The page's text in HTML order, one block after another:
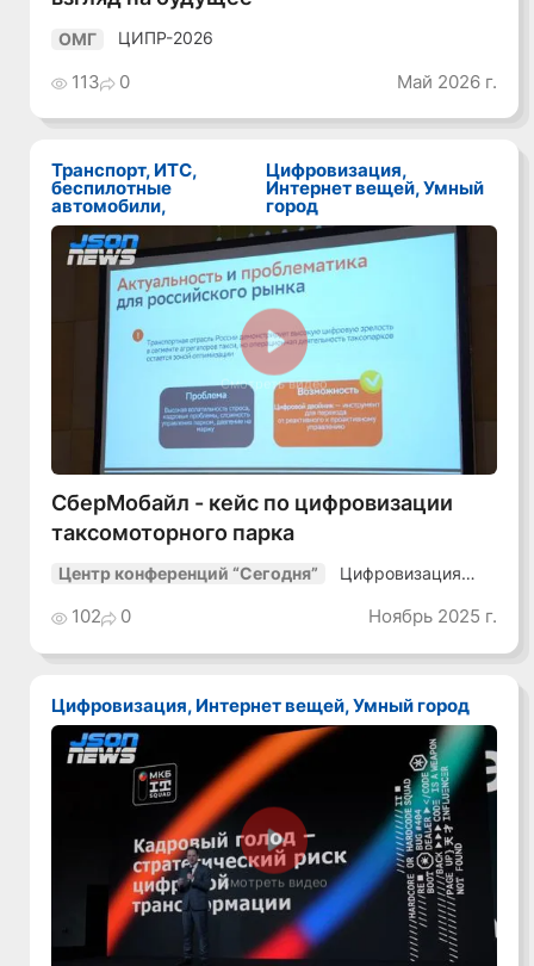
ОМГ ЦИПР-2026
113 0 Май 2026 г.
Транспорт, ИТС,
беспилотные
автомобили,
Цифровизация,
Интернет вещей, Умный
город
Смотреть видео
СберМобайл - кейс по цифровизации
таксомоторного парка
Центр конференций “Сегодня”
Цифровизация
102 0 Ноябрь 2025 г.
Цифровизация, Интернет вещей, Умный город
Смотреть видео